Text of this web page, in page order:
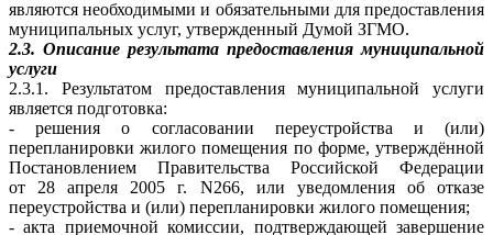
являются необходимыми и обязательными для предоставления
муниципальных услуг, утвержденный Думой ЗГМО.
2.3. Описание результата предоставления муниципальной
услуги
2.3.1. Результатом предоставления муниципальной услуги
является подготовка:
- решения о согласовании переустройства и (или)
перепланировки жилого помещения по форме, утверждённой
Постановлением Правительства Российской Федерации
от 28 апреля 2005 г. N266, или уведомления об отказе
переустройства и (или) перепланировки жилого помещения;
- акта приемочной комиссии, подтверждающей завершение